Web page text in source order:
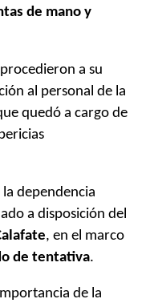
de mano y
a su
al personal de la
quedó a cargo de
dependencia
a disposición del
, en el marco
de tentativa.
de la